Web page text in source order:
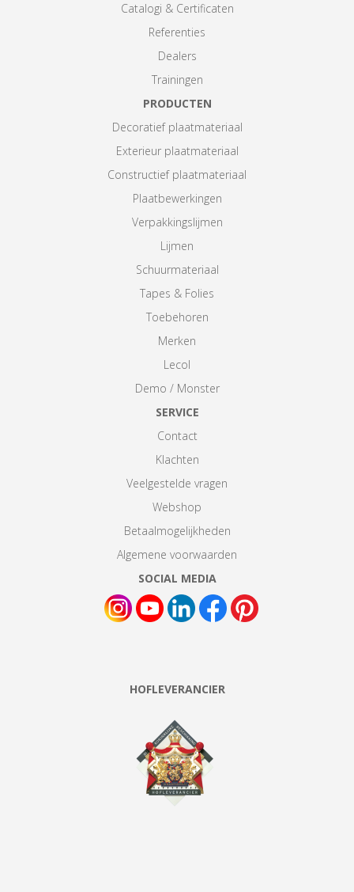
Catalogi & Certificaten
Referenties
Dealers
Trainingen
PRODUCTEN
Decoratief plaatmateriaal
Exterieur plaatmateriaal
Constructief plaatmateriaal
Plaatbewerkingen
Verpakkingslijmen
Lijmen
Schuurmateriaal
Tapes & Folies
Toebehoren
Merken
Lecol
Demo / Monster
SERVICE
Contact
Klachten
Veelgestelde vragen
Webshop
Betaalmogelijkheden
Algemene voorwaarden
SOCIAL MEDIA
HOFLEVERANCIER